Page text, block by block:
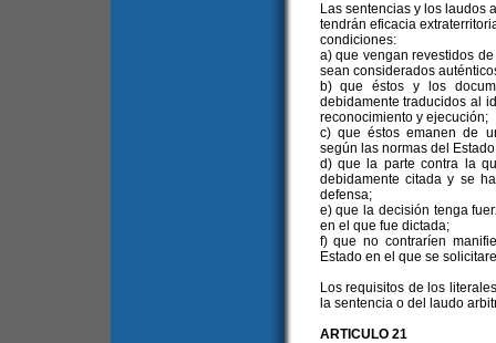
Las sentencias y los laudos
tendrán eficacia
condiciones:
a) que vengan revestidos
sean considerados
b) que éstos y los
debidamente traducidos al
reconocimiento y ejecución;
c) que éstos emanen de
según las normas del
d) que la parte contra la
debidamente citada y se
defensa;
e) que la decisión tenga
en el que fue dictada;
f) que no contraríen
Estado en el que se
Los requisitos de los
la sentencia o del laudo
ARTICULO 21